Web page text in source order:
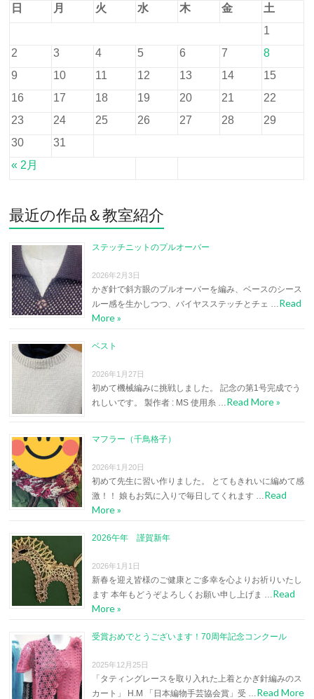
日
月 火 水 木 金 土
« 2月
1
2
3 4 5 6 7
8
9
10 11 12 13 14
15
16
17 18 19 20 21
22
23
24 25 26 27 28
29
30
31
最近の作品＆教室紹介
ステッチニットのプルオーバー
2026年2月3日
かぎ針で斜方眼のプルオーバーを編み、ベースのシース
ルー感を生かしつつ、バイヤスステッチとチェ …Read
More »
ベスト
2026年1月27日
初めて機械編みに挑戦しました。 記念の第1号完成でう
れしいです。 製作者 : MS 使用糸 …Read More »
マフラー（千鳥格子）
2026年1月20日
初めて先生に習い作りました。 とてもきれいに編めて感
激！！ 娘もお気に入りで毎日してくれます …Read
More »
2026午年 謹賀新年
2026年1月1日
新春を迎え皆様のご健康とご多幸を心よりお祈りいたし
ます 本年もどうぞよろしくお願い申し上げま …Read
More »
受賞おめでとうございます！70周年記念コンクール
2025年12月25日
「タティングレースを取り入れた上着とかぎ針編みのス
カート」 H.M 「日本編物手芸協会賞」受 …Read More